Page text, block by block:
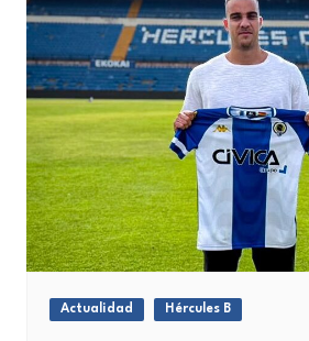
Actualidad Hércules B